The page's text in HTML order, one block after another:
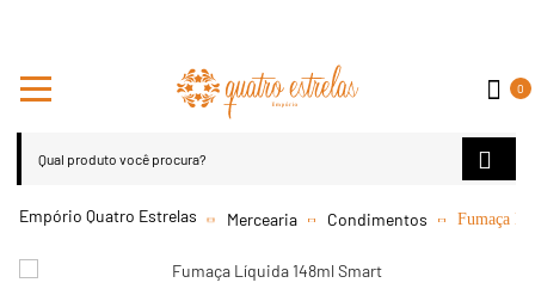
0
Mercearia Condimentos Fumaça